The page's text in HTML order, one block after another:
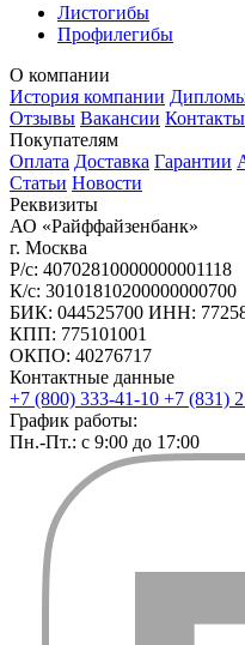
Листогибы
Профилегибы
О компании
История компании
Отзывы Вакансии Контакты
Покупателям
Оплата Доставка Гарантии
Статьи Новости
Реквизиты
АО «Райффайзенбанк»
г. Москва
Р/с: 40702810000000001118
К/с: 30101810200000000700
БИК: 044525700 ИНН:
КПП: 775101001
ОКПО: 40276717
Контактные данные
+7 (800) 333-41-10 +7 (831)
График работы:
Пн.-Пт.: с 9:00 до 17:00